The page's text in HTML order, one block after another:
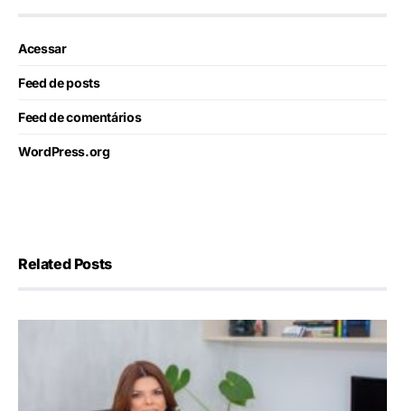
Acessar
Feed de posts
Feed de comentários
WordPress.org
Related Posts